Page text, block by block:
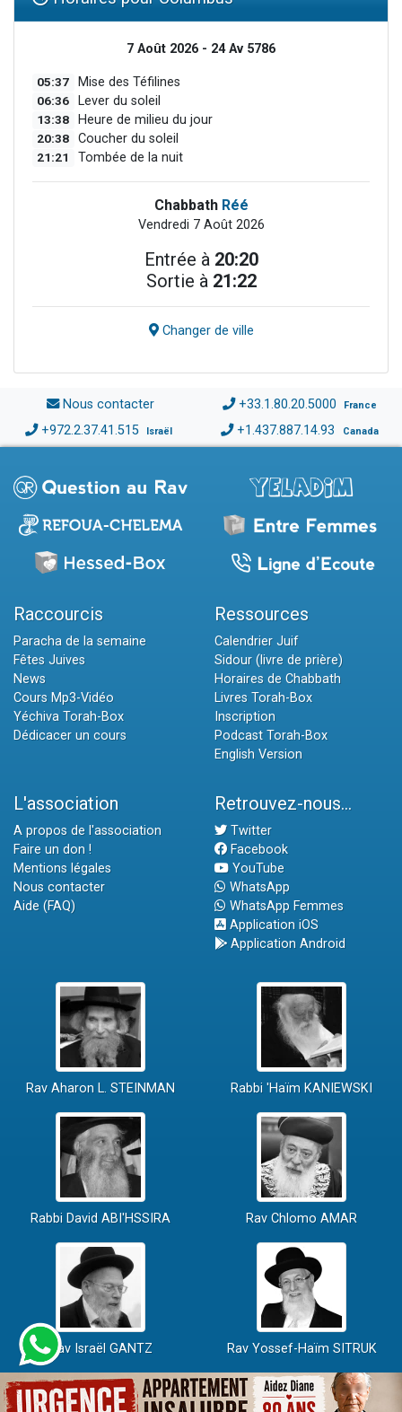
7 Août 2026 - 24 Av 5786
05:37 Mise des Téfilines
06:36 Lever du soleil
13:38 Heure de milieu du jour
20:38 Coucher du soleil
21:21 Tombée de la nuit
Chabbath Réé
Vendredi 7 Août 2026
Entrée à 20:20
Sortie à 21:22
Changer de ville
Nous contacter +33.1.80.20.5000 France
+972.2.37.41.515 Israël +1.437.887.14.93 Canada
Raccourcis
Paracha de la semaine
Fêtes Juives
News
Cours Mp3-Vidéo
Yéchiva Torah-Box
Dédicacer un cours
Ressources
Calendrier Juif
Sidour (livre de prière)
Horaires de Chabbath
Livres Torah-Box
Inscription
Podcast Torah-Box
English Version
L'association
A propos de l'association
Faire un don !
Mentions légales
Nous contacter
Aide (FAQ)
Retrouvez-nous...
Twitter
Facebook
YouTube
WhatsApp
WhatsApp Femmes
Application iOS
Application Android
Rav Aharon L. STEINMAN Rabbi 'Haïm KANIEWSKI
Rabbi David ABI'HSSIRA Rav Chlomo AMAR
Rav Israël GANTZ Rav Yossef-Haïm SITRUK